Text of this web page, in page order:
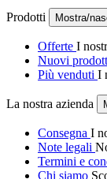
Prodotti Mostra/
Offerte I
Nuovi
Più venduti I
La nostra azienda
Consegna I
Note legali
Termini e
Chi siamo